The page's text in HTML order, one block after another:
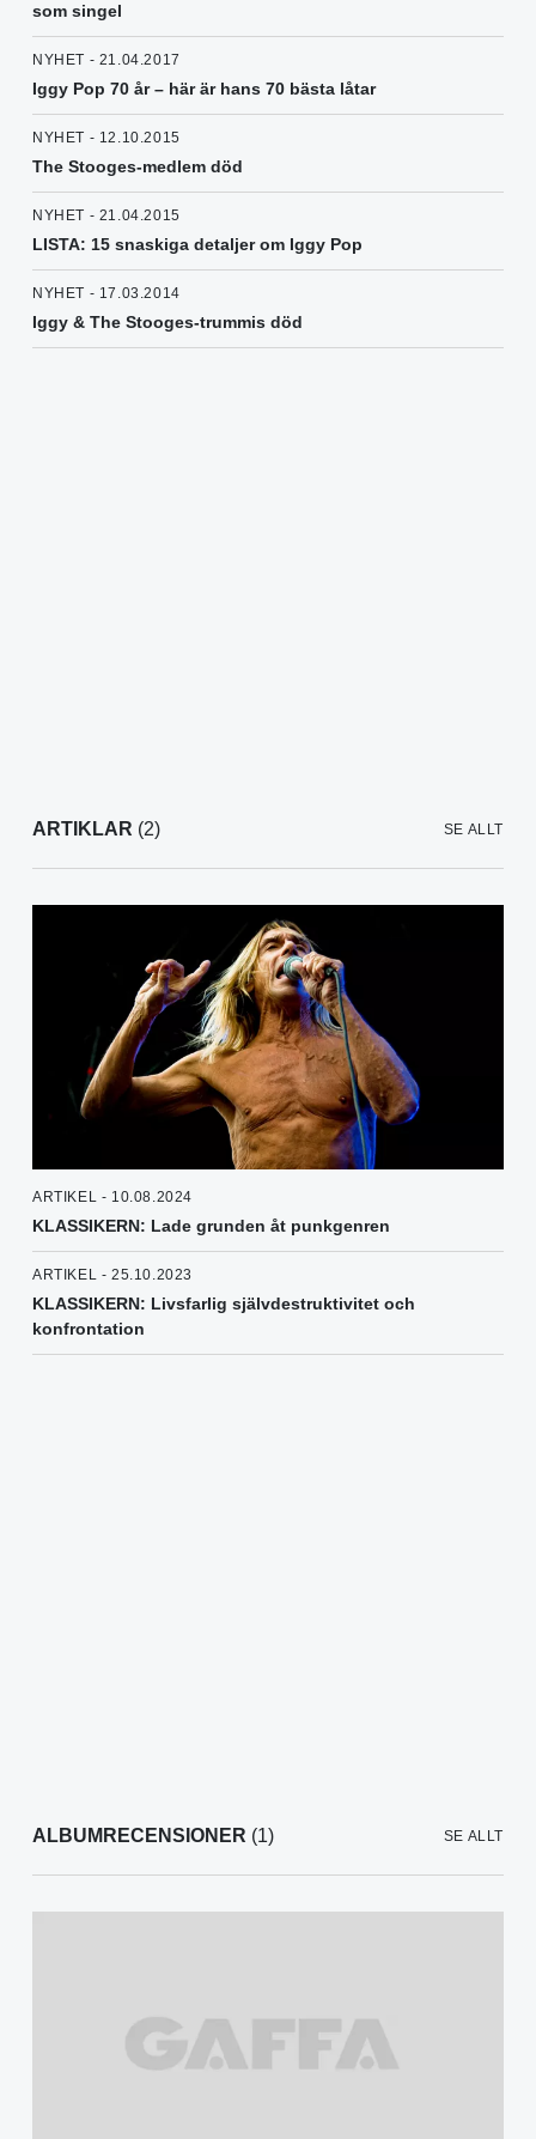
som singel
NYHET - 21.04.2017
Iggy Pop 70 år – här är hans 70 bästa låtar
NYHET - 12.10.2015
The Stooges-medlem död
NYHET - 21.04.2015
LISTA: 15 snaskiga detaljer om Iggy Pop
NYHET - 17.03.2014
Iggy & The Stooges-trummis död
ARTIKLAR (2) SE ALLT
ARTIKEL - 10.08.2024
KLASSIKERN: Lade grunden åt punkgenren
ARTIKEL - 25.10.2023
KLASSIKERN: Livsfarlig självdestruktivitet och
konfrontation
ALBUMRECENSIONER (1) SE ALLT